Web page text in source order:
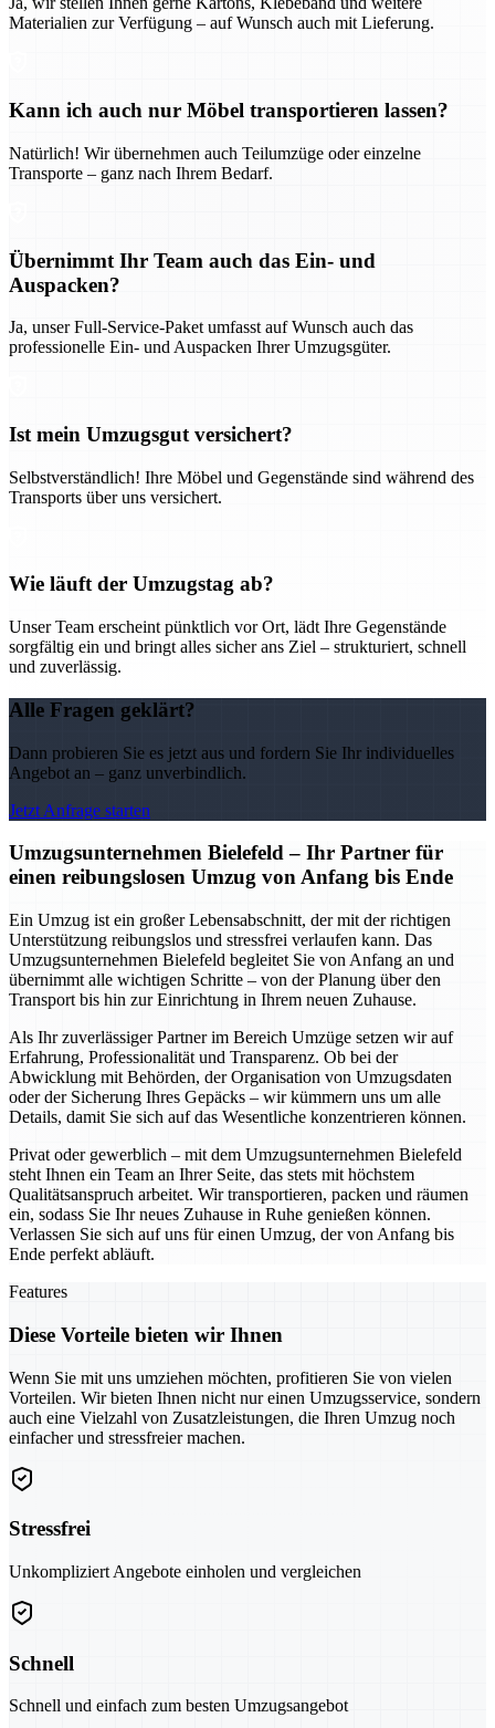
Materialien zur Verfügung – auf Wunsch auch mit Lieferung.
Kann ich auch nur Möbel transportieren lassen?
Natürlich! Wir übernehmen auch Teilumzüge oder einzelne
Transporte – ganz nach Ihrem Bedarf.
Übernimmt Ihr Team auch das Ein- und
Auspacken?
Ja, unser Full-Service-Paket umfasst auf Wunsch auch das
professionelle Ein- und Auspacken Ihrer Umzugsgüter.
Ist mein Umzugsgut versichert?
Selbstverständlich! Ihre Möbel und Gegenstände sind während des
Transports über uns versichert.
Wie läuft der Umzugstag ab?
Unser Team erscheint pünktlich vor Ort, lädt Ihre Gegenstände
sorgfältig ein und bringt alles sicher ans Ziel – strukturiert, schnell
und zuverlässig.
Alle Fragen geklärt?
Dann probieren Sie es jetzt aus und fordern Sie Ihr individuelles
Angebot an – ganz unverbindlich.
Jetzt Anfrage starten
Umzugsunternehmen Bielefeld – Ihr Partner für
einen reibungslosen Umzug von Anfang bis Ende
Ein Umzug ist ein großer Lebensabschnitt, der mit der richtigen
Unterstützung reibungslos und stressfrei verlaufen kann. Das
Umzugsunternehmen Bielefeld begleitet Sie von Anfang an und
übernimmt alle wichtigen Schritte – von der Planung über den
Transport bis hin zur Einrichtung in Ihrem neuen Zuhause.
Als Ihr zuverlässiger Partner im Bereich Umzüge setzen wir auf
Erfahrung, Professionalität und Transparenz. Ob bei der
Abwicklung mit Behörden, der Organisation von Umzugsdaten
oder der Sicherung Ihres Gepäcks – wir kümmern uns um alle
Details, damit Sie sich auf das Wesentliche konzentrieren können.
Privat oder gewerblich – mit dem Umzugsunternehmen Bielefeld
steht Ihnen ein Team an Ihrer Seite, das stets mit höchstem
Qualitätsanspruch arbeitet. Wir transportieren, packen und räumen
ein, sodass Sie Ihr neues Zuhause in Ruhe genießen können.
Verlassen Sie sich auf uns für einen Umzug, der von Anfang bis
Ende perfekt abläuft.
Features
Diese Vorteile bieten wir Ihnen
Wenn Sie mit uns umziehen möchten, profitieren Sie von vielen
Vorteilen. Wir bieten Ihnen nicht nur einen Umzugsservice, sondern
auch eine Vielzahl von Zusatzleistungen, die Ihren Umzug noch
einfacher und stressfreier machen.
Stressfrei
Unkompliziert Angebote einholen und vergleichen
Schnell
Schnell und einfach zum besten Umzugsangebot